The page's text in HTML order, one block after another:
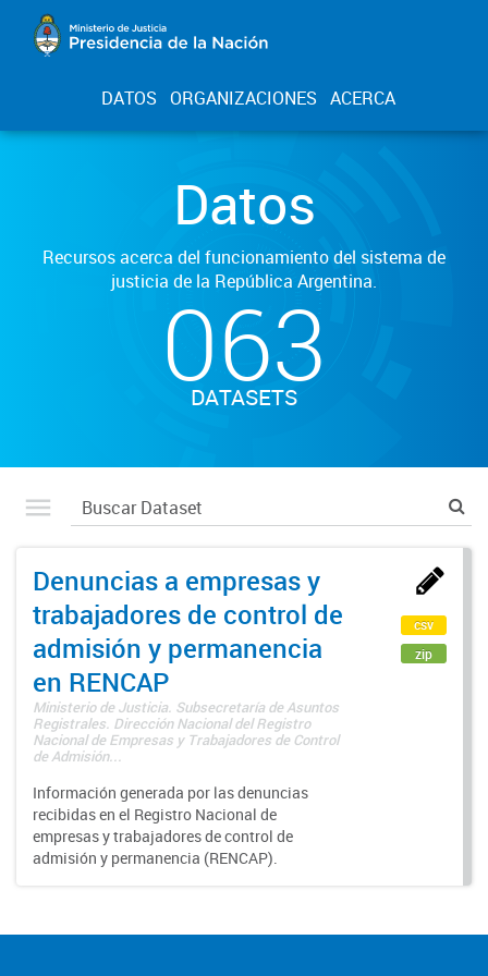
DATOS ORGANIZACIONES ACERCA
Datos
Recursos acerca del funcionamiento del sistema de
justicia de la República Argentina.
063
DATASETS
Denuncias a empresas y
trabajadores de control de
admisión y permanencia
en RENCAP
Ministerio de Justicia. Subsecretaría de Asuntos
Registrales. Dirección Nacional del Registro
Nacional de Empresas y Trabajadores de Control
de Admisión...
Información generada por las denuncias
recibidas en el Registro Nacional de
empresas y trabajadores de control de
admisión y permanencia (RENCAP).
csv
zip